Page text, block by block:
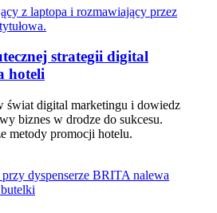
strategii digital
hoteli
świat digital marketingu i dowiedz
biznes w drodze do sukcesu.
metody promocji hotelu.